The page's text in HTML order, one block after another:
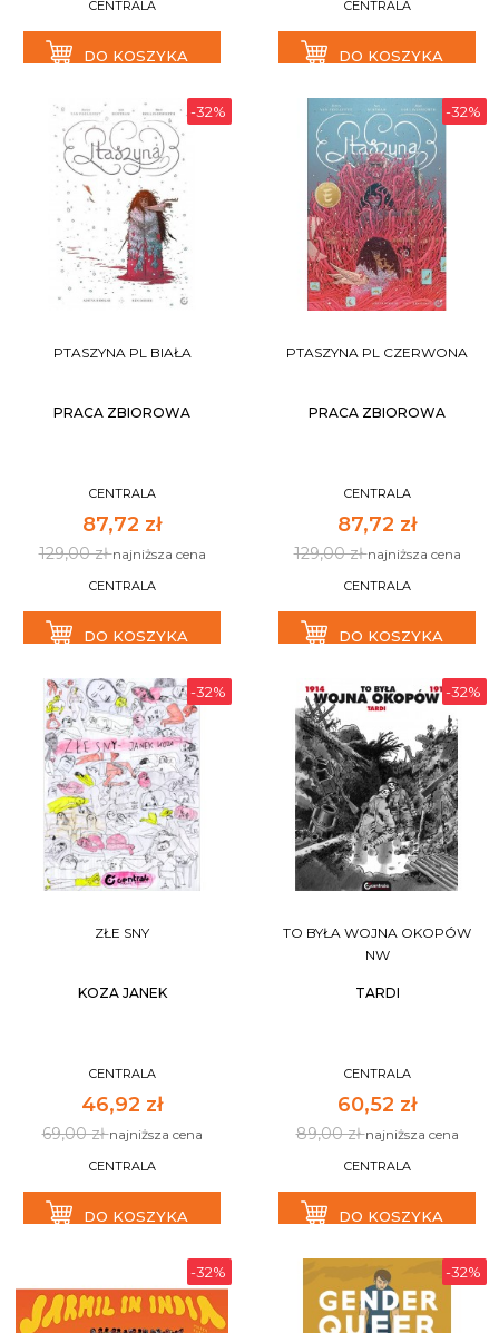
CENTRALA
DO KOSZYKA
CENTRALA
DO KOSZYKA
-32%
PTASZYNA PL BIAŁA
PRACA ZBIOROWA
CENTRALA
87,72 zł
129,00 złnajniższa cena
CENTRALA
DO KOSZYKA
-32%
PTASZYNA PL CZERWONA
PRACA ZBIOROWA
CENTRALA
87,72 zł
129,00 złnajniższa cena
CENTRALA
DO KOSZYKA
-32%
ZŁE SNY
KOZA JANEK
CENTRALA
46,92 zł
69,00 złnajniższa cena
CENTRALA
DO KOSZYKA
-32%
TO BYŁA WOJNA OKOPÓW
NW
TARDI
CENTRALA
60,52 zł
89,00 złnajniższa cena
CENTRALA
DO KOSZYKA
-32% -32%